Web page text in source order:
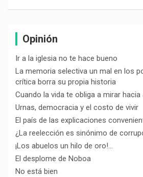
Opinión
Ir a la iglesia no te hace bueno
La memoria selectiva un mal en los
crítica borra su propia historia
Cuando la vida te obliga a mirar
Urnas, democracia y el costo de vivir
El país de las explicaciones
¿La reelección es sinónimo de
¡Los abuelos un hilo de oro!…
El desplome de Noboa
No está bien